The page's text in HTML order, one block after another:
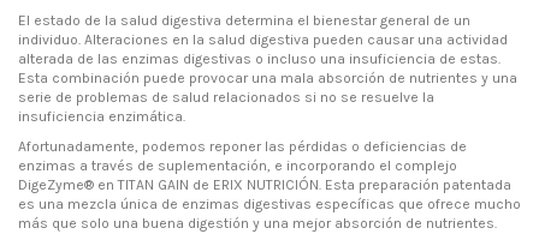
El estado de la salud digestiva determina el bienestar general de un
individuo. Alteraciones en la salud digestiva pueden causar una actividad
alterada de las enzimas digestivas o incluso una insuficiencia de estas.
Esta combinación puede provocar una mala absorción de nutrientes y una
serie de problemas de salud relacionados si no se resuelve la
insuficiencia enzimática.
Afortunadamente, podemos reponer las pérdidas o deficiencias de
enzimas a través de suplementación, e incorporando el complejo
DigeZyme® en TITAN GAIN de ERIX NUTRICIÓN. Esta preparación patentada
es una mezcla única de enzimas digestivas específicas que ofrece mucho
más que solo una buena digestión y una mejor absorción de nutrientes.